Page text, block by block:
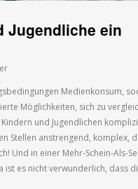
Jugendliche ein
Medienkonsum,
Möglichkeiten, sich zu
und Jugendlichen
Stellen anstrengend, komplex,
Und in einer Mehr-Schein-Als-
ist es nicht verwunderlich, dass